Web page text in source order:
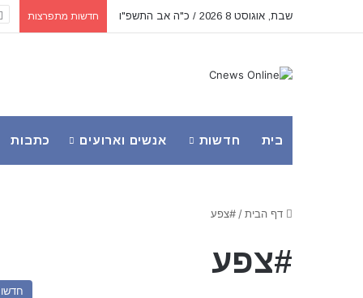
שבת, אוגוסט 8 2026 / כ"ה אב התשפ"ו חדשות מתפרצות
בית חדשות אנשים וארועים כתבות
דף הבית/ #צפע
#צפע